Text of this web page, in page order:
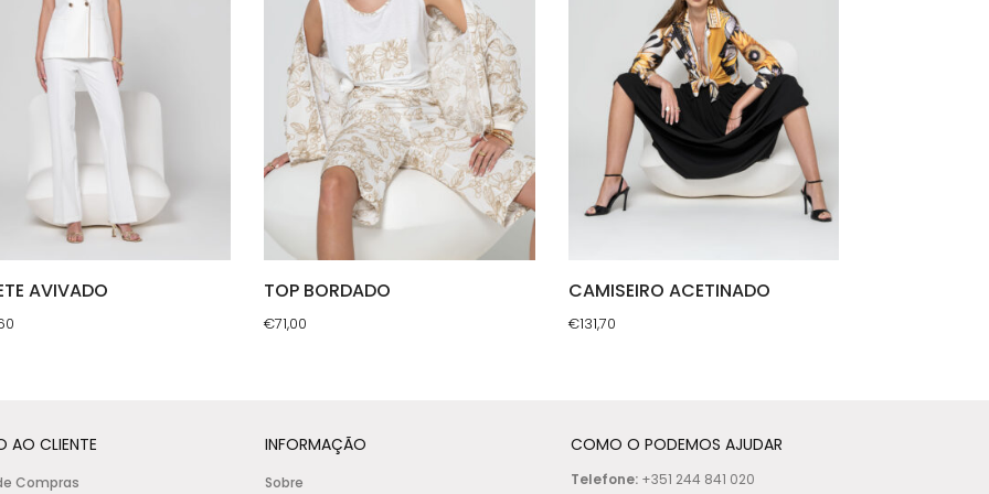
AVIVADO TOP BORDADO
€71,00
multiple
CAMISEIRO ACETINADO
€131,70
multiple
AO CLIENTE
Compras
INFORMAÇÃO
Sobre
COMO O PODEMOS AJUDAR
Telefone:+351 244 841 020